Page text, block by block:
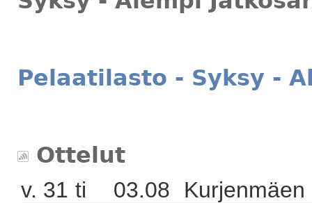
Pelaatilasto - Syksy -
Ottelut
v. 31 ti 03.08
Kurjenmäen